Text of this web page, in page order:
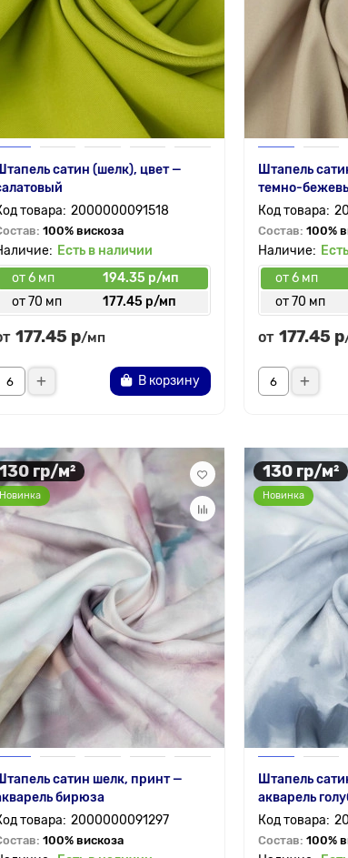
сатин (шелк), цвет —
2000000091518
100% вискоза
Есть в наличии
от 6 мп
194.35 р/мп
от 70 мп
177.45 р/мп
177.45 р/мп
В корзину
Штапель
темно-
Состав: 100%
от 6 мп
от 70 мп
от 177.45 р
130 гр/м²
Новинка
сатин шелк, принт —
бирюза
2000000091297
100% вискоза
130 гр/м²
Новинка
Штапель
акварель
Состав: 100%